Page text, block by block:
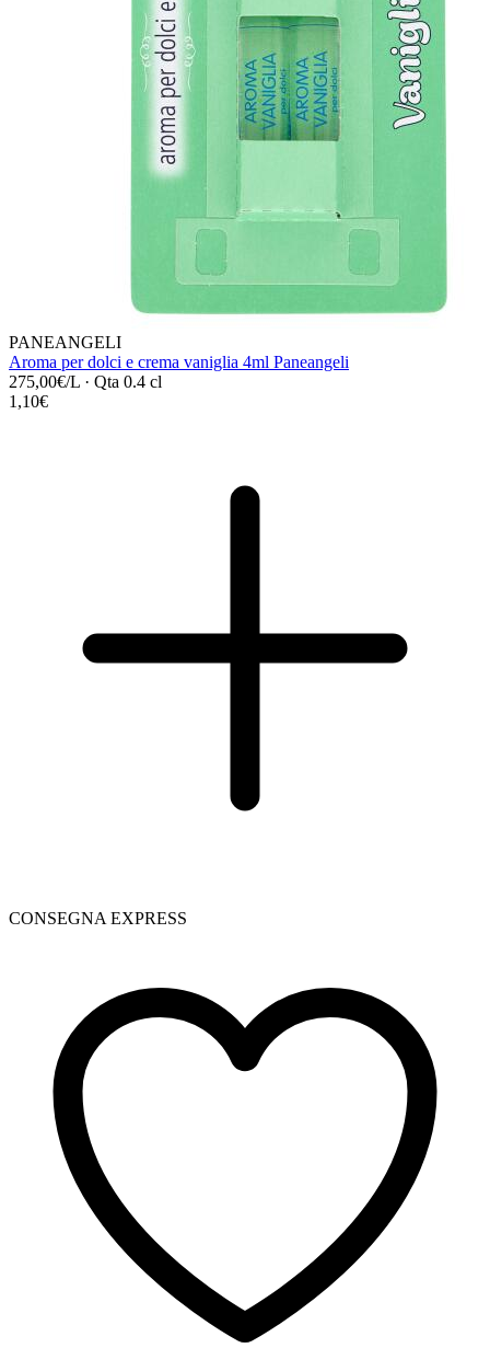
PANEANGELI
Aroma per dolci e crema vaniglia 4ml Paneangeli
275,00€/L · Qta 0.4 cl
1,10€
CONSEGNA EXPRESS